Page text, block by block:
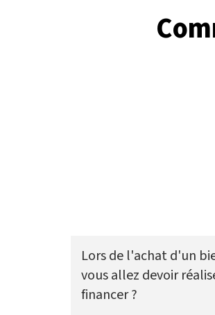
Lors de l'achat d'un
vous allez devoir
financer ?